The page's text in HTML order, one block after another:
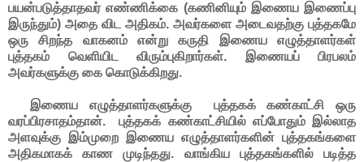
பயன்படுத்தாதவர் எண்ணிக்கை (கணினியும் இணைய இணைப்பு
இருந்தும்) அதை விட அதிகம். அவர்களை அடைவதற்கு புத்தகமே
ஒரு சிறந்த வாகனம் என்று கருதி இணைய எழுத்தாளர்கள்
புத்தகம் வெளியிட விரும்புகிறார்கள். இணையப் பிரபலம்
அவர்களுக்கு கை கொடுக்கிறது.
இணைய எழுத்தாளர்களுக்கு புத்தகக் கண்காட்சி ஒரு
வரப்பிரசாதம்தான். புத்தகக் கண்காட்சியில் எப்போதும் இல்லாத
அளவுக்கு இம்முறை இணைய எழுத்தாளர்களின் புத்தகங்களை
அதிகமாகக் காண முடிந்தது. வாங்கிய புத்தகங்களில் படித்த